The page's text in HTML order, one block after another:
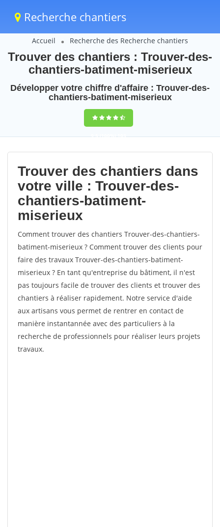
Recherche chantiers
Accueil Recherche des Recherche chantiers
Trouver des chantiers : Trouver-des-
chantiers-batiment-miserieux
Développer votre chiffre d'affaire : Trouver-des-
chantiers-batiment-miserieux
9,5(100%)103
votes
Trouver des chantiers dans
votre ville : Trouver-des-
chantiers-batiment-
miserieux
Comment trouver des chantiers Trouver-des-chantiers-
batiment-miserieux ? Comment trouver des clients pour
faire des travaux Trouver-des-chantiers-batiment-
miserieux ? En tant qu'entreprise du bâtiment, il n'est
pas toujours facile de trouver des clients et trouver des
chantiers à réaliser rapidement. Notre service d'aide
aux artisans vous permet de rentrer en contact de
manière instantannée avec des particuliers à la
recherche de professionnels pour réaliser leurs projets
travaux.